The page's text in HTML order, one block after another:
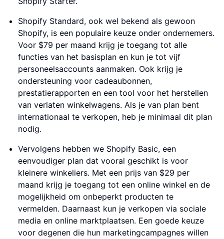
Shopify Standard, ook wel bekend als gewoon
Shopify, is een populaire keuze onder ondernemers.
Voor $79 per maand krijg je toegang tot alle
functies van het basisplan en kun je tot vijf
personeelsaccounts aanmaken. Ook krijg je
ondersteuning voor cadeaubonnen,
prestatierapporten en een tool voor het herstellen
van verlaten winkelwagens. Als je van plan bent
internationaal te verkopen, heb je minimaal dit plan
nodig.
Vervolgens hebben we Shopify Basic, een
eenvoudiger plan dat vooral geschikt is voor
kleinere winkeliers. Met een prijs van $29 per
maand krijg je toegang tot een online winkel en de
mogelijkheid om onbeperkt producten te
vermelden. Daarnaast kun je verkopen via sociale
media en online marktplaatsen. Een goede keuze
voor degenen die hun marketingcampagnes willen